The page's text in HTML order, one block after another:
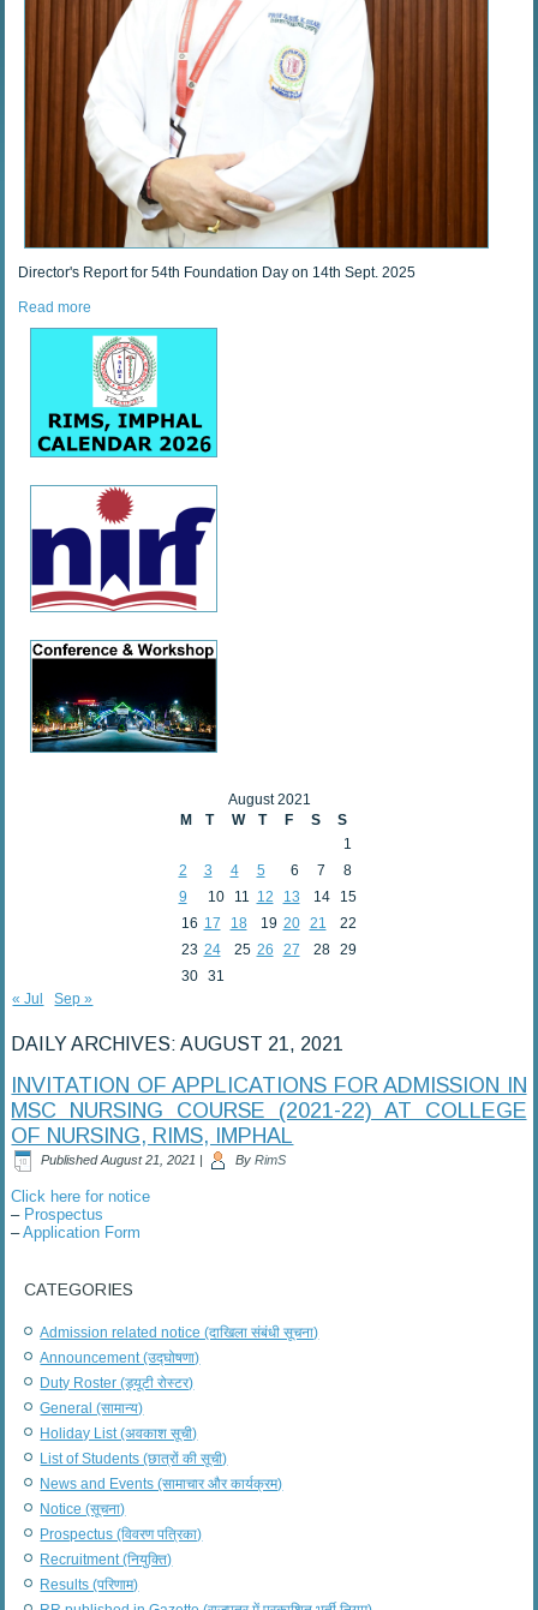
Director's Report for 54th Foundation Day on 14th Sept. 2025
Read more
August 2021
M
T W T F S
S
1
2
3 4 5 6 7
8
9
10 11 12 13 14
15
16 17 18 19 20 21
22
23 24 25 26 27 28
29
30 31
« Jul
Sep »
DAILY ARCHIVES:AUGUST 21, 2021
INVITATION OF APPLICATIONS FOR ADMISSION IN
MSC NURSING COURSE (2021-22) AT COLLEGE
OF NURSING, RIMS, IMPHAL
Published August 21, 2021 | By RimS
Click here for notice
– Prospectus
–Application Form
CATEGORIES
Admission related notice (दाखिला संबंधी सूचना)
Announcement (उद्घोषणा)
Duty Roster (ड्यूटी रोस्टर)
General (सामान्य)
Holiday List (अवकाश सूची)
List of Students (छात्रों की सूची)
News and Events (सामाचार और कार्यक्रम)
Notice (सूचना)
Prospectus (विवरण पत्रिका)
Recruitment (नियुक्ति)
Results (परिणाम)